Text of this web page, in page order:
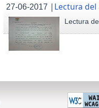
27-06-2017 | Lectura del
Lectura